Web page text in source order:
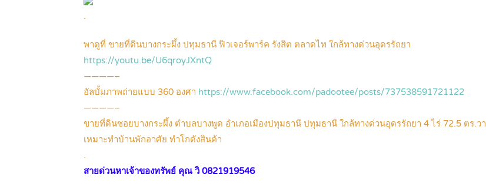
.
พาดูที่ ขายที่ดินบางกระผึ้ง ปทุมธานี ฟิวเจอร์พาร์ค รังสิต ตลาดไท ใกล้ทางด่วนอุดรรัถยา
https://youtu.be/U6qroyJXntQ
————–
อัลบั้มภาพถ่ายแบบ 360 องศา https://www.facebook.com/padootee/posts/737538591721122
————–
ขายที่ดินซอยบางกระผึ้ง ตำบลบางพูด อำเภอเมืองปทุมธานี ปทุมธานี ใกล้ทางด่วนอุดรรัถยา 4 ไร่ 72.5 ตร.วา
เหมาะทำบ้านพักอาศัย ทำโกดังสินค้า
.
สายด่วนหาเจ้าของทรัพย์ คุณ วิ 0821919546